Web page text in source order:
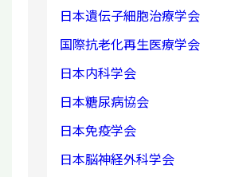
日本遺伝子細胞治療学会
国際抗老化再生医療学会
日本内科学会
日本糖尿病協会
日本免疫学会
日本脳神経外科学会